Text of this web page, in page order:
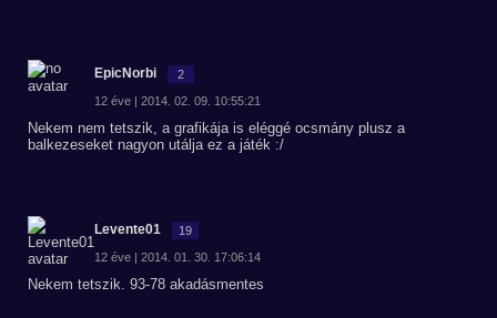
EpicNorbi 2
12 éve | 2014. 02. 09. 10:55:21
Nekem nem tetszik, a grafikája is eléggé ocsmány plusz a
balkezeseket nagyon utálja ez a játék :/
Levente01 19
12 éve | 2014. 01. 30. 17:06:14
Nekem tetszik. 93-78 akadásmentes